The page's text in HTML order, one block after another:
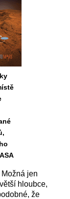
jen
hloubce,
že